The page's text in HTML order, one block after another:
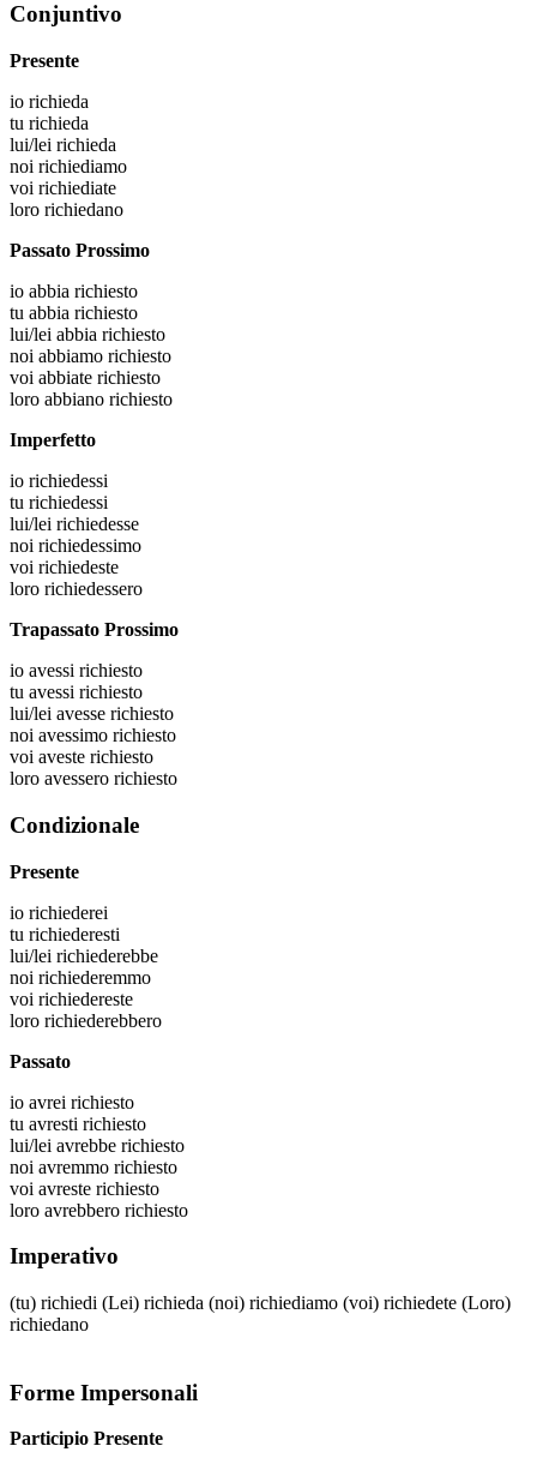
Conjuntivo
Presente
io richieda
tu richieda
lui/lei richieda
noi richiediamo
voi richiediate
loro richiedano
Passato Prossimo
io abbia richiesto
tu abbia richiesto
lui/lei abbia richiesto
noi abbiamo richiesto
voi abbiate richiesto
loro abbiano richiesto
Imperfetto
io richiedessi
tu richiedessi
lui/lei richiedesse
noi richiedessimo
voi richiedeste
loro richiedessero
Trapassato Prossimo
io avessi richiesto
tu avessi richiesto
lui/lei avesse richiesto
noi avessimo richiesto
voi aveste richiesto
loro avessero richiesto
Condizionale
Presente
io richiederei
tu richiederesti
lui/lei richiederebbe
noi richiederemmo
voi richiedereste
loro richiederebbero
Passato
io avrei richiesto
tu avresti richiesto
lui/lei avrebbe richiesto
noi avremmo richiesto
voi avreste richiesto
loro avrebbero richiesto
Imperativo
(tu) richiedi (Lei) richieda (noi) richiediamo (voi) richiedete (Loro)
richiedano
Forme Impersonali
Participio Presente